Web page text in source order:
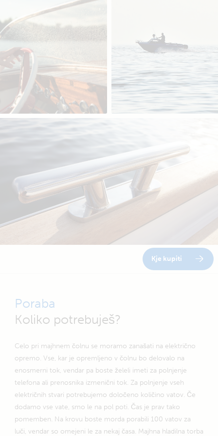
Kje kupiti
Poraba
Koliko potrebuješ?
Celo pri majhnem čolnu se moramo zanašati na električno
opremo. Vse, kar je opremljeno v čolnu bo delovalo na
enosmerni tok, vendar pa boste želeli imeti za polnjenje
telefona ali prenosnika izmenični tok. Za polnjenje vseh
električnih stvari potrebujemo določeno količino vatov. Če
dodamo vse vate, smo le na pol poti. Čas je prav tako
pomemben. Na krovu boste morda porabili 100 vatov za
luči, vendar so omejeni le za nekaj časa. Majhna hladilna torba